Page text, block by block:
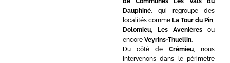
Dauphiné, qui regroupe des
localités comme La Tour du Pin
Dolomieu, Les Avenièresou
encore Veyrins-Thuellin.
Du côté de Crémieu, nous
intervenons dans le périmètre